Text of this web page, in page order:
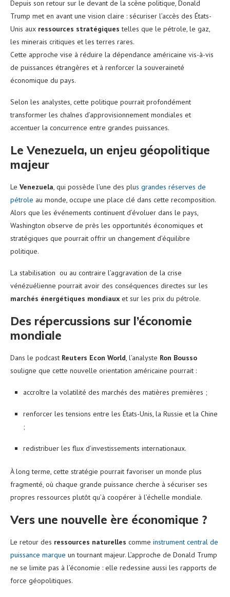
Depuis son retour sur le devant de la scène politique, Donald
Trump met en avant une vision claire : sécuriser l’accès des États-
Unis aux ressources stratégiques telles que le pétrole, le gaz,
les minerais critiques et les terres rares.
Cette approche vise à réduire la dépendance américaine vis-à-vis
de puissances étrangères et à renforcer la souveraineté
économique du pays.
Selon les analystes, cette politique pourrait profondément
transformer les chaînes d’approvisionnement mondiales et
accentuer la concurrence entre grandes puissances.
Le Venezuela, un enjeu géopolitique
majeur
Le Venezuela, qui possède l’une des plus grandes réserves de
pétrole au monde, occupe une place clé dans cette recomposition.
Alors que les événements continuent d’évoluer dans le pays,
Washington observe de près les opportunités économiques et
stratégiques que pourrait offrir un changement d’équilibre
politique.
La stabilisation ou au contraire l’aggravation de la crise
vénézuélienne pourrait avoir des conséquences directes sur les
marchés énergétiques mondiaux et sur les prix du pétrole.
Des répercussions sur l’économie
mondiale
Dans le podcast Reuters Econ World, l’analyste Ron Bousso
souligne que cette nouvelle orientation américaine pourrait :
accroître la volatilité des marchés des matières premières ;
renforcer les tensions entre les États-Unis, la Russie et la Chine
;
redistribuer les flux d’investissements internationaux.
À long terme, cette stratégie pourrait favoriser un monde plus
fragmenté, où chaque grande puissance cherche à sécuriser ses
propres ressources plutôt qu’à coopérer à l’échelle mondiale.
Vers une nouvelle ère économique ?
Le retour des ressources naturelles comme instrument central de
puissance marque un tournant majeur. L’approche de Donald Trump
ne se limite pas à l’économie : elle redessine aussi les rapports de
force géopolitiques.